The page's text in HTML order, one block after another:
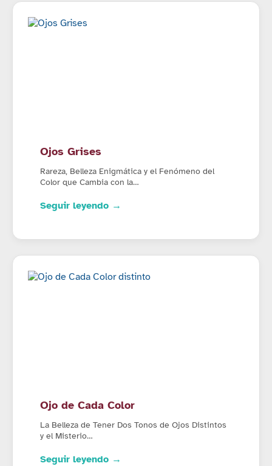
Ojos Grises
Rareza, Belleza Enigmática y el Fenómeno del
Color que Cambia con la…
Seguir leyendo →
Ojo de Cada Color
La Belleza de Tener Dos Tonos de Ojos Distintos
y el Misterio…
Seguir leyendo →